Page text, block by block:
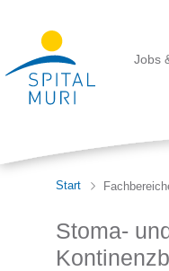
Navigieren in
Jobs
Start
Stoma-